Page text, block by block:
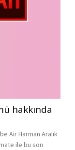
hakkında
Air Harman Aralık
ile bu son